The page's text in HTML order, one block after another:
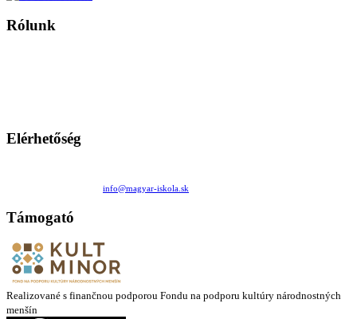
Rólunk
Elérhetőség
info@magyar-iskola.sk
Támogató
Realizované s finančnou podporou Fondu na podporu kultúry národnostných
menšín